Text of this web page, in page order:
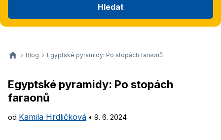
Hledat
Blog Egyptské pyramidy: Po stopách faraonů
Egyptské pyramidy: Po stopách
faraonů
od Kamila Hrdličková • 9. 6. 2024